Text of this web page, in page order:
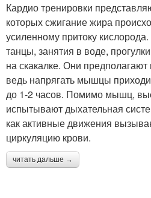
Кардио тренировки
которых сжигание жира
усиленному притоку
танцы, занятия в воде,
на скакалке. Они
ведь напрягать мышцы
до 1-2 часов. Помимо мышц,
испытывают дыхательная
как активные движения
циркуляцию крови.
читать дальше →